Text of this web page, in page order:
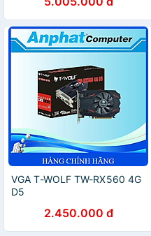
(N16502-04D6X-171330N)
- Hàng Chính Hãng
VGA T-WOLF TW-RX560 4G
D5
DP-DVI/1Fan) - Hàng Chính
Hãng
2.450.000 đ